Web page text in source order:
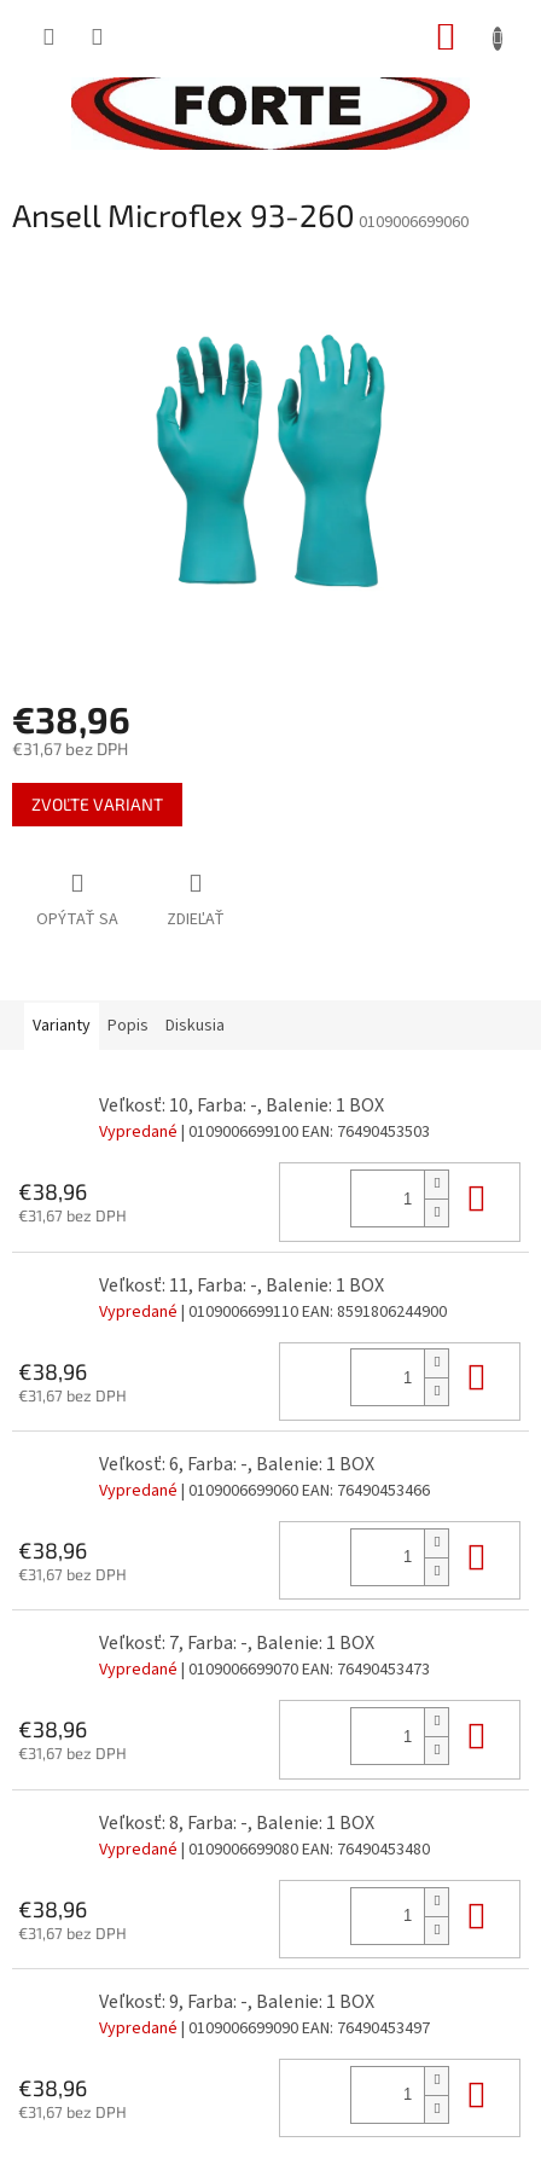
Ansell Microflex 93-260 0109006699060
€38,96
€31,67 bez DPH
Jednotková
cena:
ZVOĽTE VARIANT
OPÝTAŤ SA ZDIEĽAŤ
Varianty Popis Diskusia
Veľkosť: 10, Farba: -, Balenie: 1 BOX
Vypredané | 0109006699100EAN: 76490453503
€38,96
€31,67 bez DPH
Veľkosť: 11, Farba: -, Balenie: 1 BOX
Vypredané | 0109006699110EAN: 8591806244900
€38,96
€31,67 bez DPH
Veľkosť: 6, Farba: -, Balenie: 1 BOX
Vypredané | 0109006699060EAN: 76490453466
€38,96
€31,67 bez DPH
Veľkosť: 7, Farba: -, Balenie: 1 BOX
Vypredané | 0109006699070EAN: 76490453473
€38,96
€31,67 bez DPH
Veľkosť: 8, Farba: -, Balenie: 1 BOX
Vypredané | 0109006699080EAN: 76490453480
€38,96
€31,67 bez DPH
Veľkosť: 9, Farba: -, Balenie: 1 BOX
Vypredané | 0109006699090EAN: 76490453497
€38,96
€31,67 bez DPH